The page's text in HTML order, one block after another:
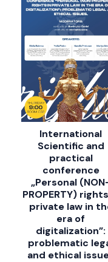
International
Scientific and
practical
conference
„Personal
PROPERTY)
private law in
era of
digitalization”:
problematic
and ethical